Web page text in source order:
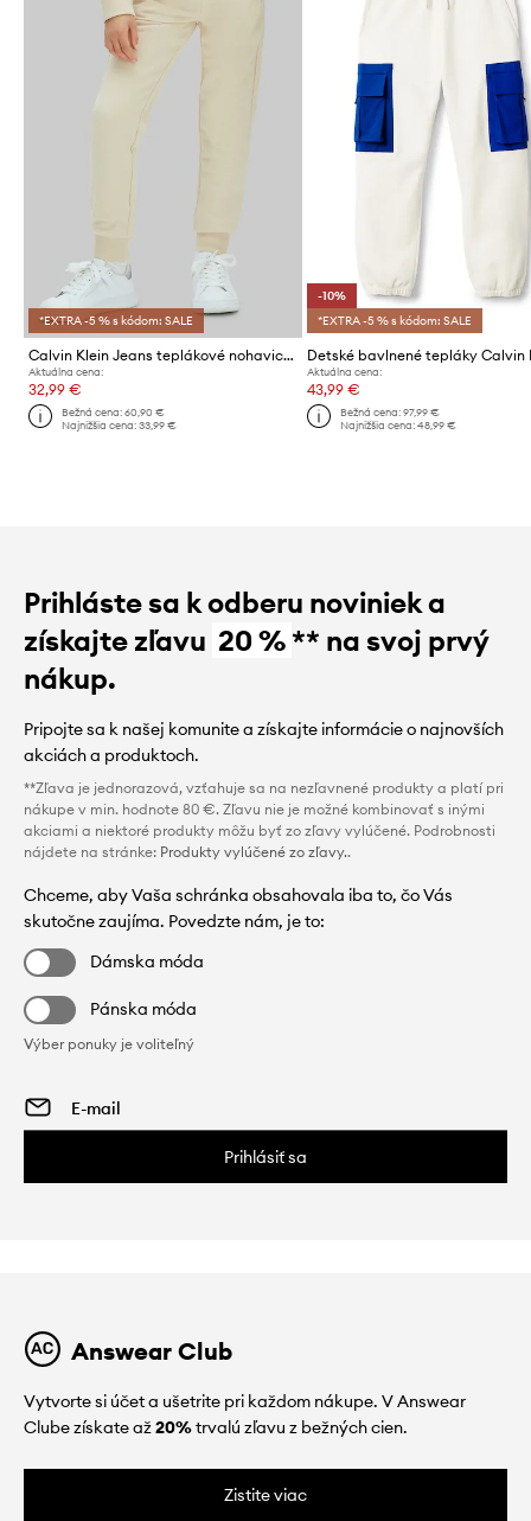
*EXTRA -5 % s kódom: SALE
Calvin Klein Jeans teplákové nohavice detské s bavlnou
Aktuálna cena:
32,99 €
Bežná cena:60,90 €
Najnižšia cena:33,99 €
-10%
*EXTRA -5 % s kódom: SALE
Aktuálna cena:
43,99 €
Bežná cena: 97,99 €
Najnižšia cena: 48,99 €
Prihláste sa k odberu noviniek a
získajte zľavu 20 %** na svoj prvý
nákup.
Pripojte sa k našej komunite a získajte informácie o najnovších
akciách a produktoch.
**Zľava je jednorazová, vzťahuje sa na nezľavnené produkty a platí pri
nákupe v min. hodnote 80 €. Zľavu nie je možné kombinovať s inými
akciami a niektoré produkty môžu byť zo zľavy vylúčené. Podrobnosti
nájdete na stránke: Produkty vylúčené zo zľavy..
Chceme, aby Vaša schránka obsahovala iba to, čo Vás
skutočne zaujíma. Povedzte nám, je to:
Dámska móda
Pánska móda
Výber ponuky je voliteľný
Prihlásiť sa
Answear Club
Vytvorte si účet a ušetrite pri každom nákupe. V Answear
Clube získate až20%trvalú zľavu z bežných cien.
Zistite viac